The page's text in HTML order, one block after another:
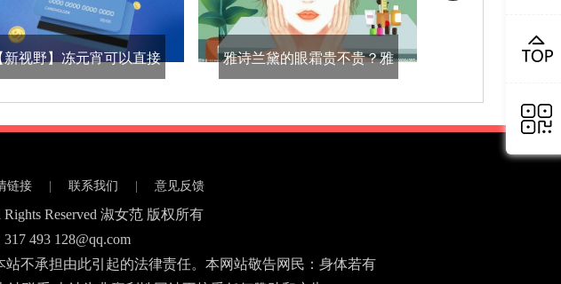
新视野】冻元宵可以直接
炸吗 炸元宵需要解冻吗
雅诗兰黛的眼霜贵不贵？雅
诗兰黛的眼霜多少钱一瓶？
链接 联系我们 意见反馈
Reserved 淑女范 版权所有
493 128@qq.com
不承担由此引起的法律责任。本网站敬告网民：身体若有